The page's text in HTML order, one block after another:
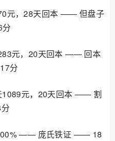
元，28天回本 —— 但盘子
元，20天回本 —— 回本
分
1089元，20天回本 —— 割
—— 庞氏铁证 —— 18